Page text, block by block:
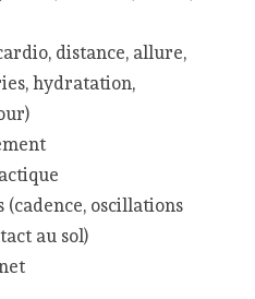
distance, allure,
hydratation,
oscillations
au sol)